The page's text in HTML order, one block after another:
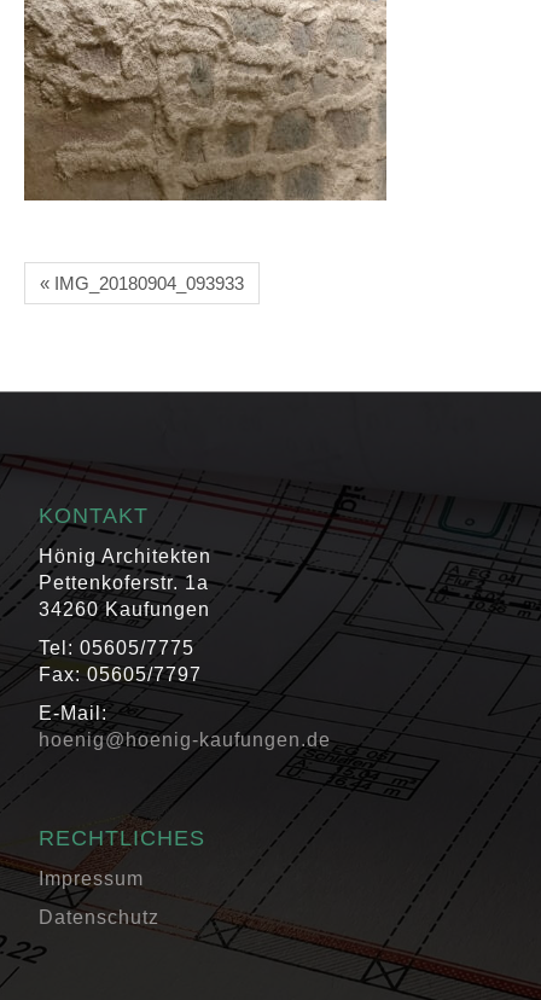
« IMG_20180904_093933
KONTAKT
Hönig Architekten
Pettenkoferstr. 1a
34260 Kaufungen
Tel: 05605/7775
Fax: 05605/7797
E-Mail:
hoenig@hoenig-kaufungen.de
RECHTLICHES
Impressum
Datenschutz